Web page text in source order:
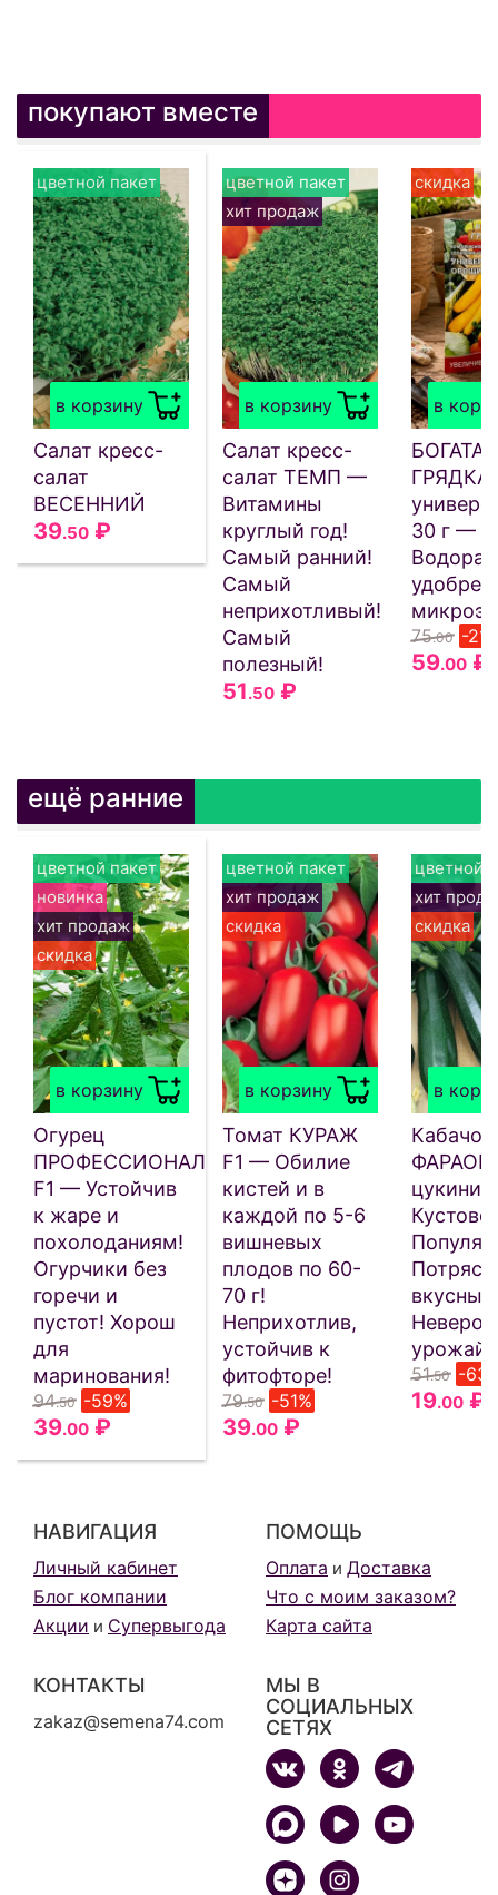
покупают вместе
в корзину
цветной пакет
Салат кресс-
салат
ВЕСЕННИЙ
39.50 ₽
в корзину
цветной пакет
хит продаж
Салат кресс-
салат ТЕМП —
Витамины
круглый год!
Самый ранний!
Самый
неприхотливый!
Самый
полезный!
51.50 ₽
в
скидка
БОГАТАЯ
ГРЯДКА
30 г —
75.00 -
59.00 ₽
ещё ранние
в корзину
цветной пакет
новинка
хит продаж
скидка
Огурец
ПРОФЕССИОНАЛ
F1 — Устойчив
к жаре и
похолоданиям!
Огурчики без
горечи и
пустот! Хорош
для
маринования!
94.50 -59%
39.00 ₽
в корзину
цветной пакет
хит продаж
скидка
Томат КУРАЖ
F1 — Обилие
кистей и в
каждой по 5-6
вишневых
плодов по 60-
70 г!
Неприхотлив,
устойчив к
фитофторе!
79.50 -51%
39.00 ₽
в
цветной
хит
скидка
Кабачок
ФАРАОН
цукини!
51.50 -
19.00 ₽
НАВИГАЦИЯ
Личный кабинет
Блог компании
Акции и Супервыгода
ПОМОЩЬ
Оплата и Доставка
Что с моим заказом?
Карта сайта
КОНТАКТЫ
zakaz@semena74.com
МЫ В
СОЦИАЛЬНЫХ
СЕТЯХ